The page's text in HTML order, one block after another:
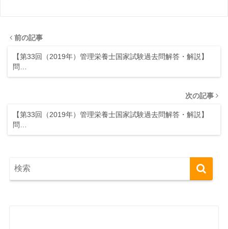
前の記事
【第33回（2019年）管理栄養士国家試験過去問解答・解説】
問…
次の記事
【第33回（2019年）管理栄養士国家試験過去問解答・解説】
問…